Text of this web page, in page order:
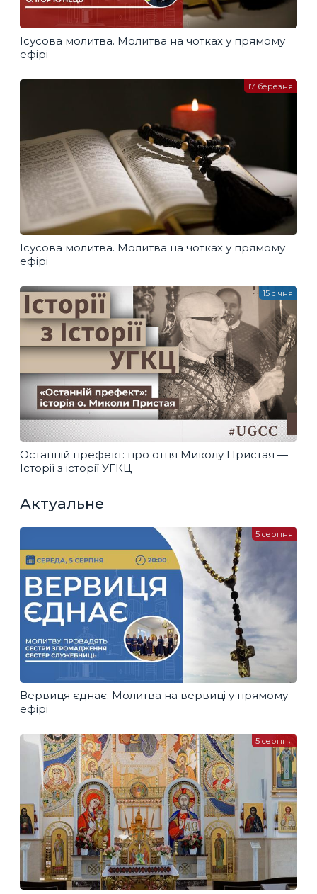
Ісусова молитва. Молитва на чотках у прямому
ефірі
Ісусова молитва. Молитва на чотках у прямому
ефірі
17 березня
Останній префект: про отця Миколу Пристая —
Історії з історії УГКЦ
15 січня
Актуальне
Вервиця єднає. Молитва на вервиці у прямому
ефірі
5 серпня
5 серпня